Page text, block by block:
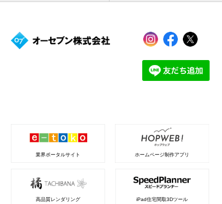
業界ポータルサイト ホームページ制作アプリ
高品質レンダリング iPad住宅間取3Dツール